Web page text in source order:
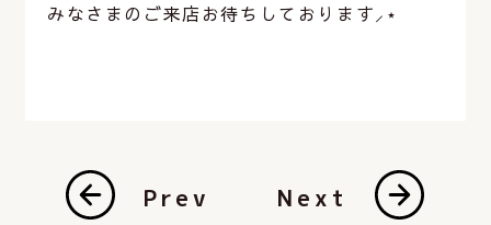
みなさまのご来店お待ちしております⸝‍⋆
Prev Next